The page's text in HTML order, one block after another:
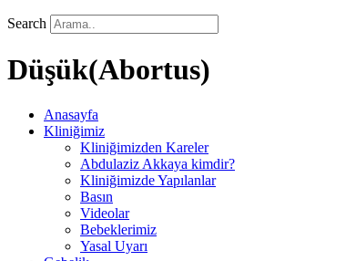
Search
Düşük(Abortus)
Anasayfa
Kliniğimiz
Kliniğimizden Kareler
Abdulaziz Akkaya kimdir?
Kliniğimizde Yapılanlar
Basın
Videolar
Bebeklerimiz
Yasal Uyarı